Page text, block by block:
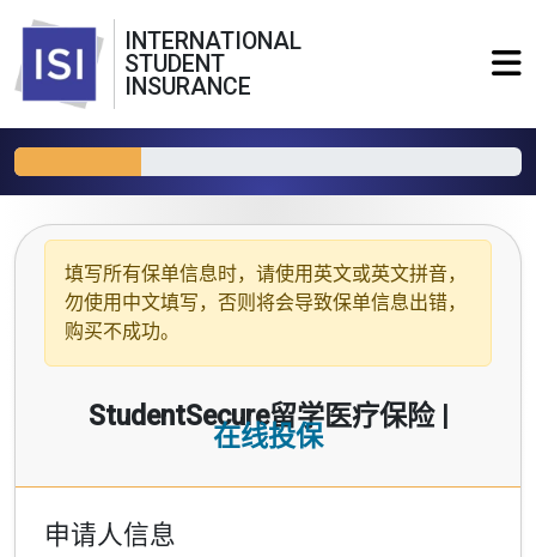
INTERNATIONAL
STUDENT
INSURANCE
填写所有保单信息时，请使用 英文或英文拼音，
勿使用中文填写，否则将会导致保单信息出错，
购买不成功。
StudentSecure留学医疗保险 |
在线投保
申请人信息